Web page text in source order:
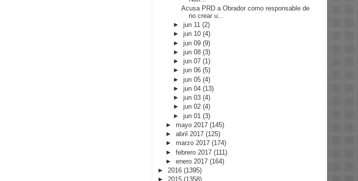
Acusa PRD a Obrador como responsable de
no crear u...
►jun 11(2)
►jun 10(4)
►jun 09(9)
►jun 08(3)
►jun 07(1)
►jun 06(5)
►jun 05(4)
►jun 04(13)
►jun 03(4)
►jun 02(4)
►jun 01(3)
► mayo 2017 (145)
► abril 2017 (125)
► marzo 2017 (174)
► febrero 2017 (111)
► enero 2017 (164)
► 2016 (1395)
► 2015 (1358)